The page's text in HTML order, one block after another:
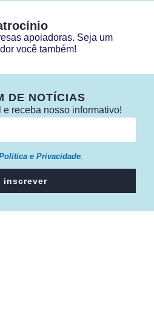
apoiadoras. Seja um
você também!
DE NOTÍCIAS
receba nosso informativo!
e Privacidade.
inscrever